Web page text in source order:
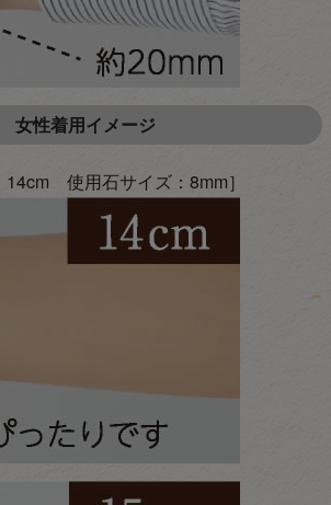
女性着用イメージ
14cm 使用石サイズ：8mm］